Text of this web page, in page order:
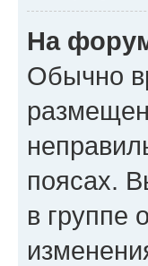
На
Обычно
поясах.
в группе